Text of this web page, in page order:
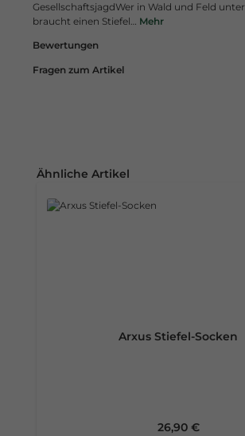
GesellschaftsjagdWer in Wald und Feld
braucht einen Stiefel… Mehr
Bewertungen
Fragen zum Artikel
Produktgalerie überspringen
Ähnliche Artikel
Arxus Stiefel-Socken
Regulärer Preis:
26,90 €